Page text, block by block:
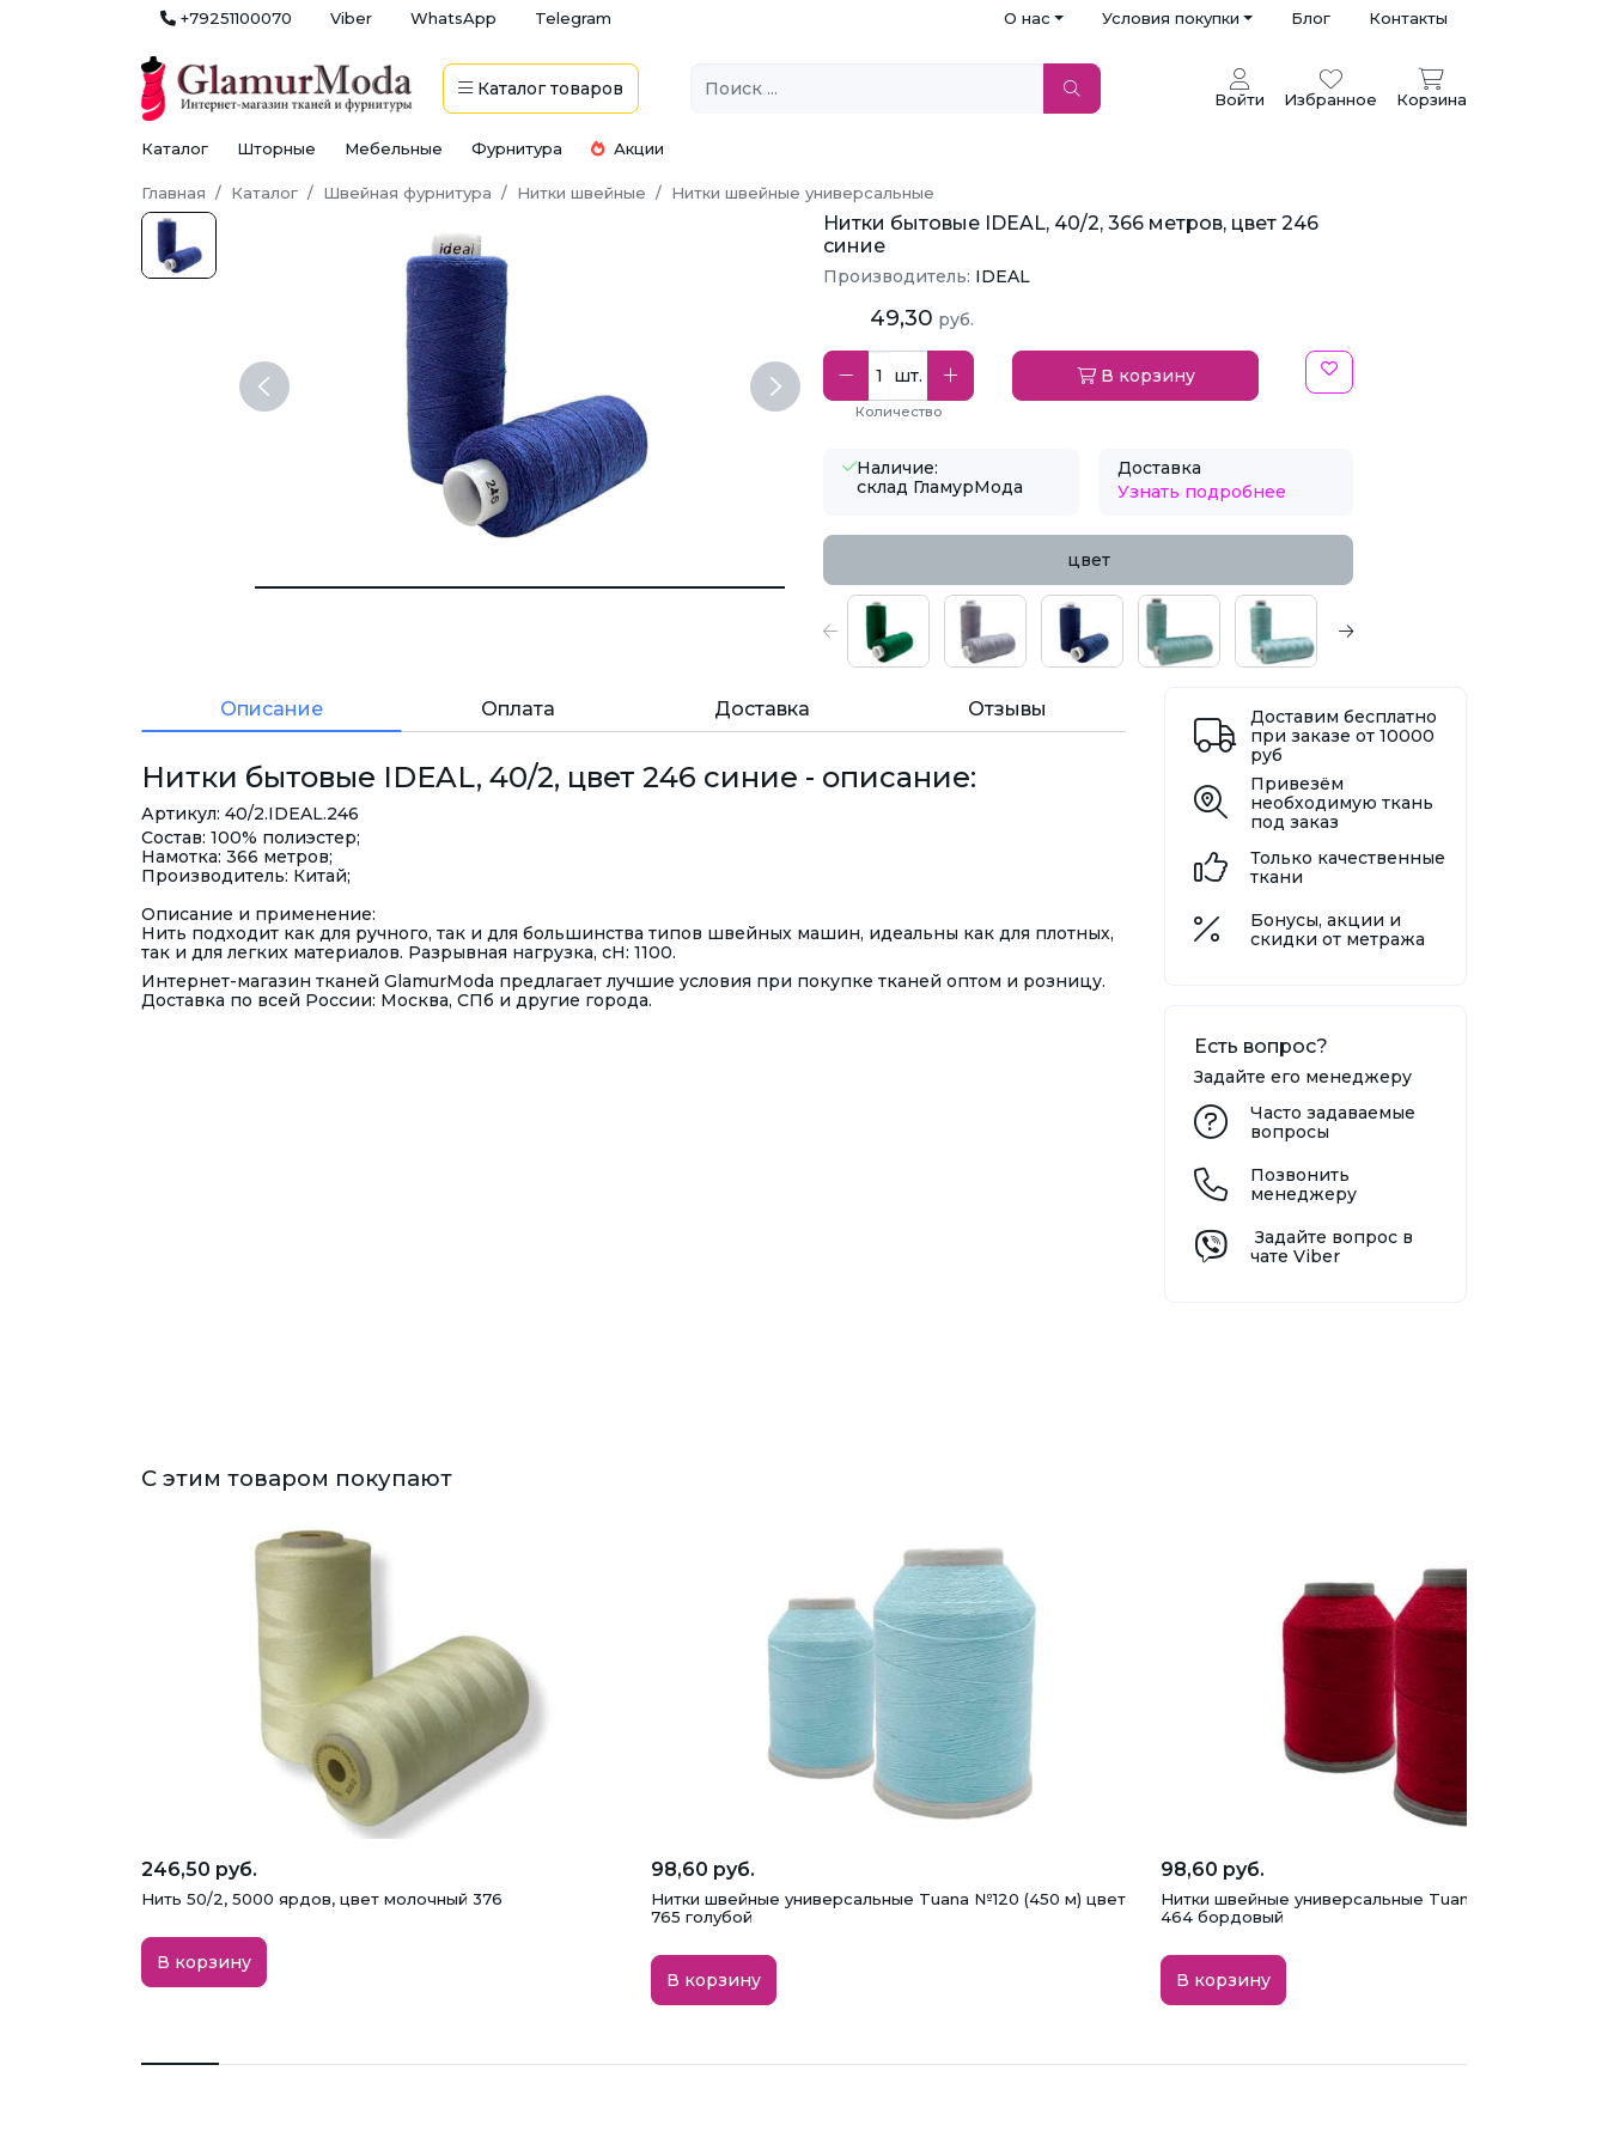
+79251100070 Viber WhatsApp Telegram О нас Условия покупки Блог Контакты
Каталог товаров Войти Избранное Корзина
Каталог Шторные Мебельные Фурнитура Акции
Главная Каталог Швейная фурнитура Нитки швейные Нитки швейные универсальные
Previous Next
Нитки бытовые IDEAL, 40/2, 366 метров, цвет 246
синие
Производитель: IDEAL
49,30 руб.
шт.
Количество
В корзину
Наличие:
склад ГламурМода
Доставка
Узнать подробнее
цвет
Описание Оплата Доставка Отзывы
Нитки бытовые IDEAL, 40/2, цвет 246 синие - описание:
Артикул: 40/2.IDEAL.246
Состав: 100% полиэстер;
Намотка: 366 метров;
Производитель: Китай;
Описание и применение:
Нить подходит как для ручного, так и для большинства типов швейных машин, идеальны как для плотных,
так и для легких материалов. Разрывная нагрузка, сН: 1100.
Интернет-магазин тканей GlamurModa предлагает лучшие условия при покупке тканей оптом и розницу.
Доставка по всей России: Москва, СПб и другие города.
Доставим бесплатно
при заказе от 10000
руб
Привезём
необходимую ткань
под заказ
Только качественные
ткани
Бонусы, акции и
скидки от метража
Есть вопрос?
Задайте его менеджеру
Часто задаваемые
вопросы
Позвонить
менеджеру
Задайте вопрос в
чате Viber
С этим товаром покупают
246,50 руб.
Нить 50/2, 5000 ярдов, цвет молочный 376
В корзину
98,60 руб.
Нитки швейные универсальные Tuana №120 (450 м) цвет
765 голубой
В корзину
98,60 руб.
Нитки швейные универсальные Tuana №120 (450 м)
464 бордовый
В корзину